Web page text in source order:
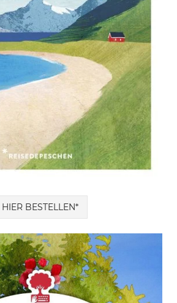
HIER BESTELLEN*